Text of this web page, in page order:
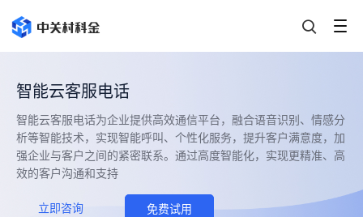
智能云客服电话
智能云客服电话为企业提供高效通信平台，融合语音识别、情感分
析等智能技术，实现智能呼叫、个性化服务，提升客户满意度，加
强企业与客户之间的紧密联系。通过高度智能化，实现更精准、高
效的客户沟通和支持
立即咨询 免费试用